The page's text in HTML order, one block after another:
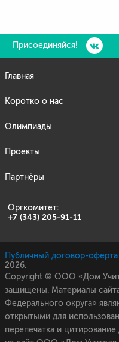
Присоединяйся!
Главная
Коротко о нас
Олимпиады
Проекты
Партнёры
Оргкомитет:
+7 (343) 205-91-11
Публичный договор-
2026.
Copyright © ООО «Дом
защищены. Материалы
Федерального округа»
открытыми для
перепечатка и